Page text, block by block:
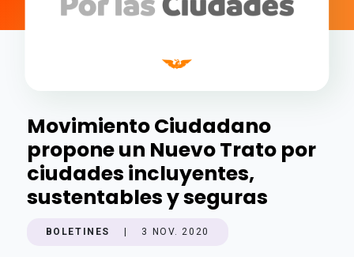
Movimiento Ciudadano
propone un Nuevo Trato por
ciudades incluyentes,
sustentables y seguras
BOLETINES 3 NOV. 2020